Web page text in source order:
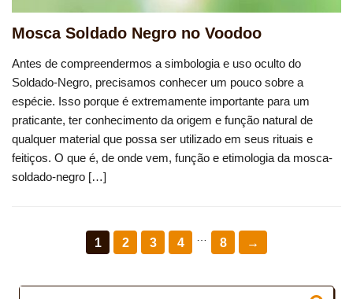
Mosca Soldado Negro no Voodoo
Antes de compreendermos a simbologia e uso oculto do
Soldado-Negro, precisamos conhecer um pouco sobre a
espécie. Isso porque é extremamente importante para um
praticante, ter conhecimento da origem e função natural de
qualquer material que possa ser utilizado em seus rituais e
feitiços. O que é, de onde vem, função e etimologia da mosca-
soldado-negro […]
1 2 3 4 8 →